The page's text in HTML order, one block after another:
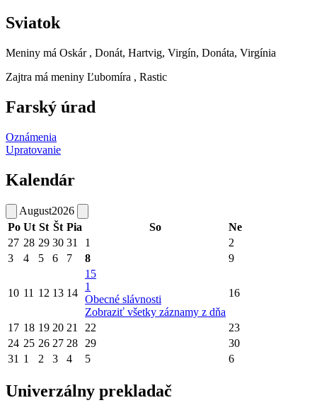
Sviatok
Meniny má Oskár , Donát, Hartvig, Virgín, Donáta, Virgínia
Zajtra má meniny Ľubomíra , Rastic
Farský úrad
Oznámenia
Upratovanie
Kalendár
August2026
Po Ut St Št Pia So
Ne
27 28 29 30 31 1
2
3
4 5 6 7 8 9
10 11 12 13 14
15
1
Obecné slávnosti
Zobraziť všetky záznamy z dňa
16
17 18 19 20 21 22
23
24 25 26 27 28 29
30
31 1 2 3 4 5 6
Univerzálny prekladač